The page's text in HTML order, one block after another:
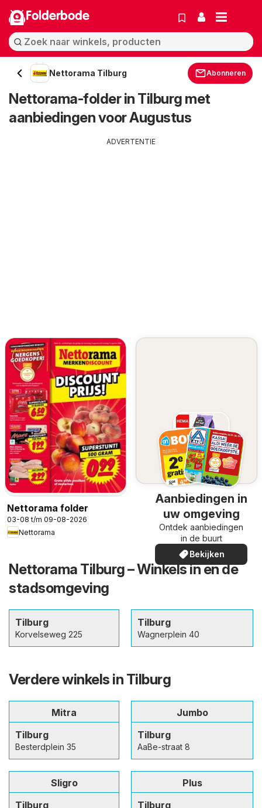
Folderbode
Nettorama Tilburg Abonneren
Nettorama-folder in Tilburg met
aanbiedingen voor Augustus
ADVERTENTIE
Nettorama folder
03-08 t/m 09-08-2026
Nettorama
Aanbiedingen in
uw omgeving
Ontdek aanbiedingen
in de buurt
Bekijken
Nettorama Tilburg – Winkels in en de
stadsomgeving
Tilburg
Korvelseweg 225
Tilburg
Wagnerplein 40
Verdere winkels in Tilburg
Mitra
Tilburg
Besterdplein 35
Jumbo
Tilburg
AaBe-straat 8
Sligro
Tilburg
Plus
Tilburg